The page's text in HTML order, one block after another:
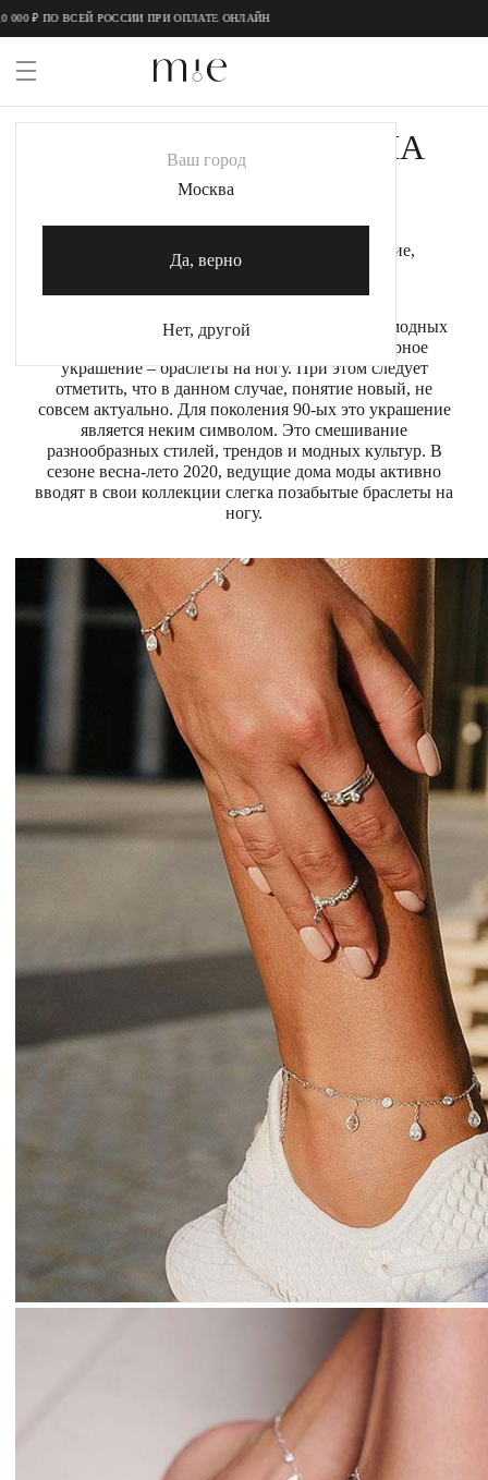
ВСЕЙ РОССИИ ПРИ ОПЛАТЕ ОНЛАЙН
MIESTILO
Образы
НАПИСАТЬ В ЧАТ
Ваш город
Москва
Да, верно
Нет, другой
АНКЛЕТ. БРАСЛЕТ НА
НОГУ
Анклет, или браслет на ногу - это украшение,
обладающее глубокой историей.
В салонах ювелирных украшений, на показах модных
домов всё чаще можно увидеть новое ювелирное
украшение – браслеты на ногу. При этом следует
отметить, что в данном случае, понятие новый, не
совсем актуально. Для поколения 90-ых это украшение
является неким символом. Это смешивание
разнообразных стилей, трендов и модных культур. В
сезоне весна-лето 2020, ведущие дома моды активно
вводят в свои коллекции слегка позабытые браслеты на
ногу.